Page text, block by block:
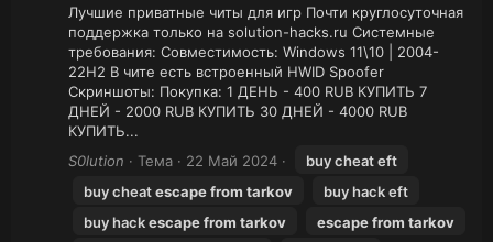
Лучшие приватные читы для игр Почти круглосуточная
поддержка только на solution-hacks.ru Системные
требования: Совместимость: Windows 11\10 | 2004-
22H2 В чите есть встроенный HWID Spoofer
Скриншоты: Покупка: 1 ДЕНЬ - 400 RUB КУПИТЬ 7
ДНЕЙ - 2000 RUB КУПИТЬ 30 ДНЕЙ - 4000 RUB
КУПИТЬ...
S0lution
Тема 22 Май 2024
buy cheat eft
buy cheatescapefrom tarkov
buy hack eft
buy hackescapefrom tarkov escapefrom tarkov